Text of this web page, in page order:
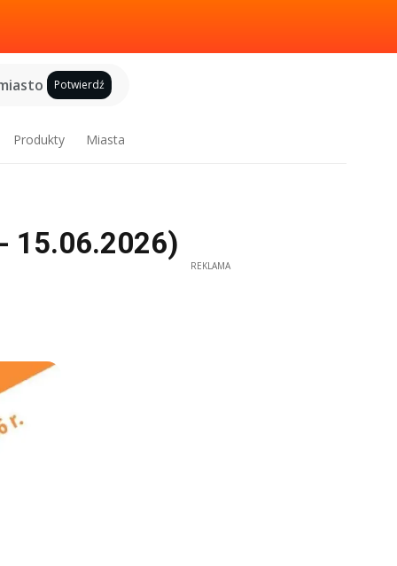
Potwierdź
Produkty Miasta
15.06.2026)
REKLAMA